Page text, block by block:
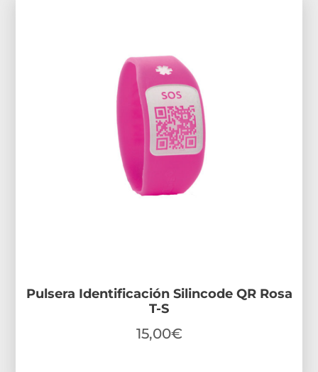
Pulsera Identificación Silincode QR Rosa
T-S
15,00€